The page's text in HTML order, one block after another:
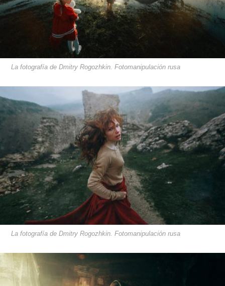
La fotografía de Dmitry Rogozhkin. Fotomanipulación rusa
La fotografía de Dmitry Rogozhkin. Fotomanipulación rusa